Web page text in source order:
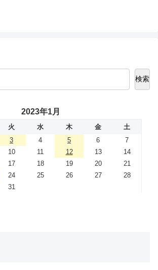
検索
2023年1月
火 水 木 金
土
3 4 5 6
7
10 11 12 13
14
17 18 19 20
21
24 25 26 27
28
31